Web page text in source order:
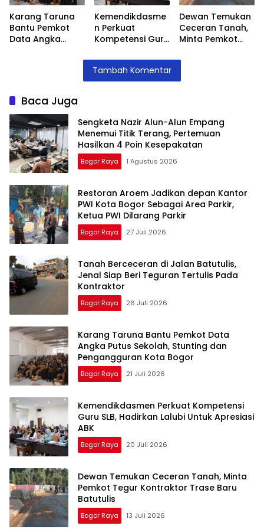
Karang Taruna
Bantu Pemkot
Data Angka
Kemendikdasme
n Perkuat
Kompetensi Guru
Lalubi Untuk
Apresiasi ABK
Dewan Temukan
Ceceran Tanah,
Minta Pemkot
Trase Baru
Tambah Komentar
Baca Juga
Sengketa Nazir Alun-Alun Empang
Menemui Titik Terang, Pertemuan
Hasilkan 4 Poin Kesepakatan
Bogor Raya 1 Agustus 2026
Restoran Aroem Jadikan depan Kantor
PWI Kota Bogor Sebagai Area Parkir,
Ketua PWI Dilarang Parkir
Bogor Raya 27 Juli 2026
Tanah Berceceran di Jalan Batutulis,
Jenal Siap Beri Teguran Tertulis Pada
Kontraktor
Bogor Raya 26 Juli 2026
Karang Taruna Bantu Pemkot Data
Angka Putus Sekolah, Stunting dan
Pengangguran Kota Bogor
Bogor Raya 21 Juli 2026
Kemendikdasmen Perkuat Kompetensi
Guru SLB, Hadirkan Lalubi Untuk Apresiasi
ABK
Bogor Raya 20 Juli 2026
Dewan Temukan Ceceran Tanah, Minta
Pemkot Tegur Kontraktor Trase Baru
Batutulis
Bogor Raya 13 Juli 2026